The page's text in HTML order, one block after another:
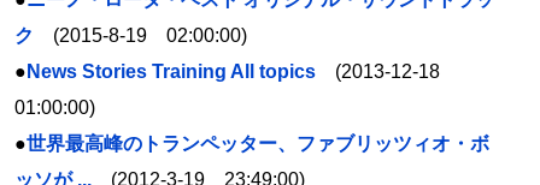
ク
(2015-8-19 02:00:00)
● News Stories Training All topics (2013-12-18
01:00:00)
●世界最高峰のトランペッター、ファブリッツィオ・ボ
ッソが ... (2012-3-19 23:49:00)